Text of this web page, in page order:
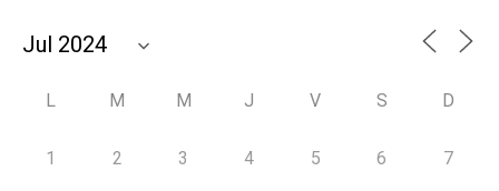
L M M J V S D
1 2 3 4 5 6 7